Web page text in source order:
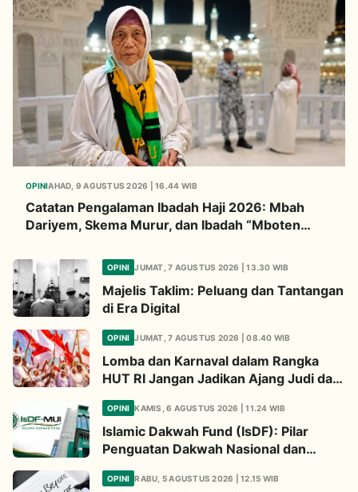
OPINIAHAD, 9 AGUSTUS 2026 | 16.44 WIB
Catatan Pengalaman Ibadah Haji 2026: Mbah
Dariyem, Skema Murur, dan Ibadah “Mboten
OPINI JUMAT, 7 AGUSTUS 2026 | 13.30 WIB
Majelis Taklim: Peluang dan Tantangan
di Era Digital
OPINI JUMAT, 7 AGUSTUS 2026 | 08.40 WIB
Lomba dan Karnaval dalam Rangka
HUT RI Jangan Jadikan Ajang Judi dan
OPINI KAMIS, 6 AGUSTUS 2026 | 11.24 WIB
Islamic Dakwah Fund (IsDF): Pilar
Penguatan Dakwah Nasional dan
OPINI RABU, 5 AGUSTUS 2026 | 12.15 WIB